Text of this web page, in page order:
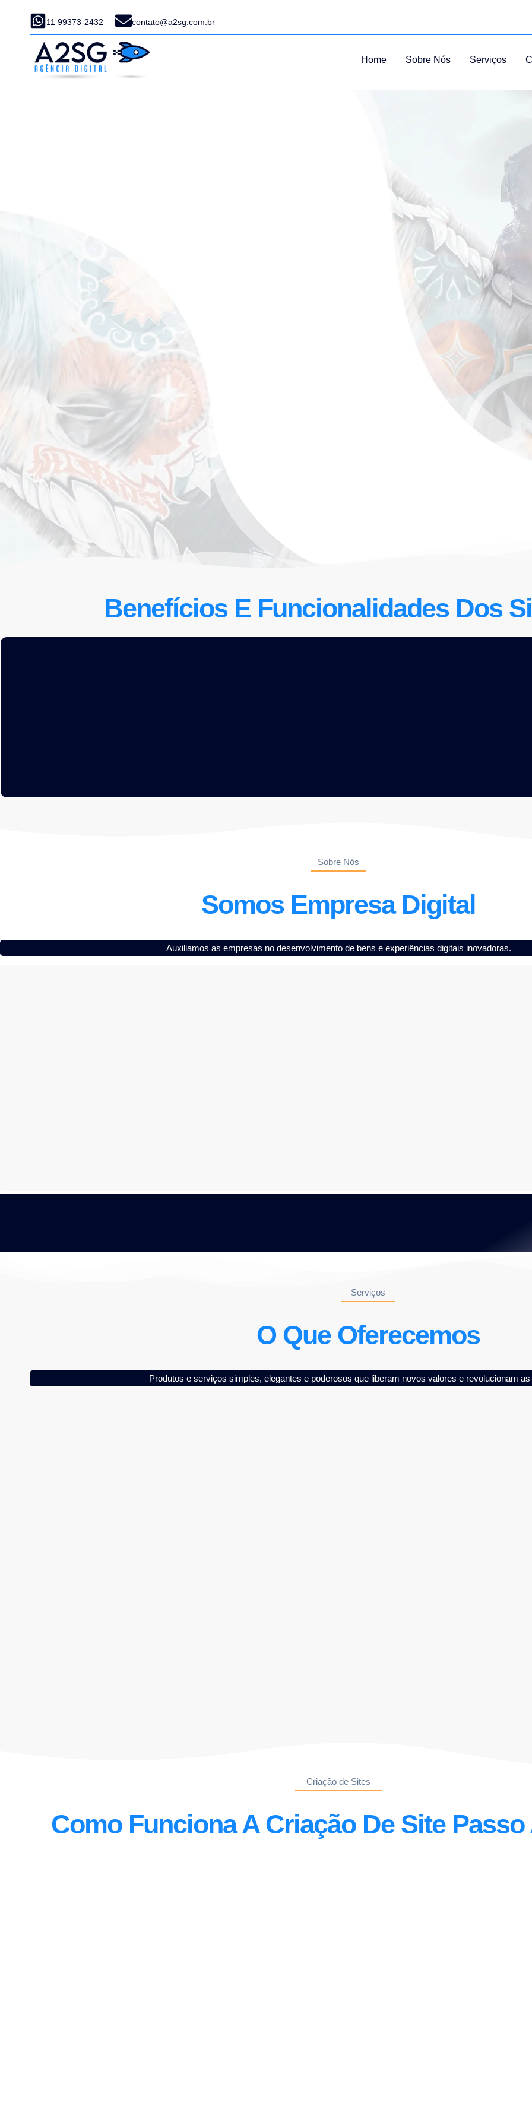
11 99373-2432 contato@a2sg.com.br
Home Sobre Nós Serviços
Benefícios E Funcionalidades Dos
Sobre Nós
Somos Empresa Digital
Auxiliamos as empresas no desenvolvimento de bens e experiências digitais inovadoras.
Serviços
O Que Oferecemos
Produtos e serviços simples, elegantes e poderosos que liberam novos valores e revolucionam
Criação de Sites
Como Funciona A Criação De Site Passo